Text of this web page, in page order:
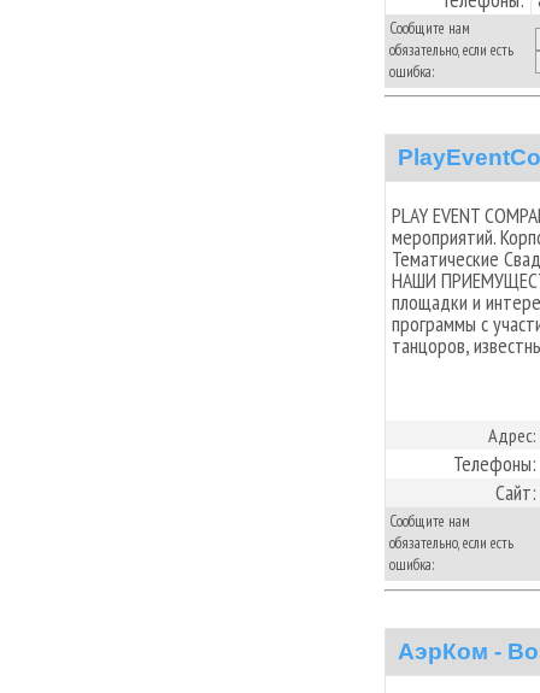
Сообщите нам
обязательно, если есть
ошибка:
PLAY EVENT
мероприятий.
Тематические
НАШИ
площадки и
программы с
танцоров,
Адрес:
Телефоны:
Сайт:
Сообщите нам
обязательно, если есть
ошибка:
АэрКом -